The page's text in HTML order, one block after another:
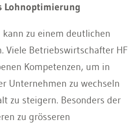
Lohnoptimierung
kann zu einem deutlichen
Viele Betriebswirtschafter HF
Kompetenzen, um in
Unternehmen zu wechseln
zu steigern. Besonders der
zu grösseren